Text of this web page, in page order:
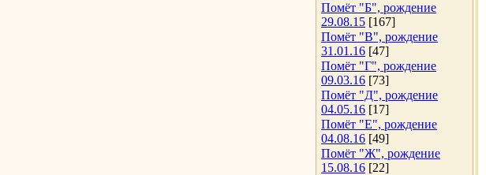
Помёт "Б", рождение
29.08.15 [167]
Помёт "В", рождение
31.01.16 [47]
Помёт "Г", рождение
09.03.16 [73]
Помёт "Д", рождение
04.05.16 [17]
Помёт "Е", рождение
04.08.16 [49]
Помёт "Ж", рождение
15.08.16 [22]